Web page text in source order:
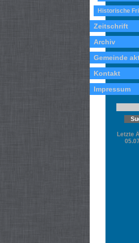
Historische
Zeitschrift
Archiv
Gemeinde
Kontakt
Impressum
Letzte